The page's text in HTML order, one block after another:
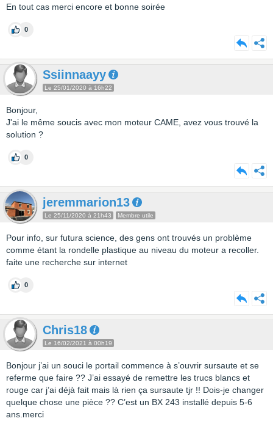
En tout cas merci encore et bonne soirée
0
Ssiinnaayy
Le 25/01/2020 à 16h22
Bonjour,
J'ai le même soucis avec mon moteur CAME, avez vous trouvé la
solution ?
0
jeremmarion13
Le 25/11/2020 à 21h43 Membre utile
Pour info, sur futura science, des gens ont trouvés un problème
comme étant la rondelle plastique au niveau du moteur a recoller.
faite une recherche sur internet
0
Chris18
Le 16/02/2021 à 00h19
Bonjour j’ai un souci le portail commence à s’ouvrir sursaute et se
referme que faire ?? J’ai essayé de remettre les trucs blancs et
rouge car j’ai déjà fait mais là rien ça sursaute tjr !! Dois-je changer
quelque chose une pièce ?? C’est un BX 243 installé depuis 5-6
ans.merci